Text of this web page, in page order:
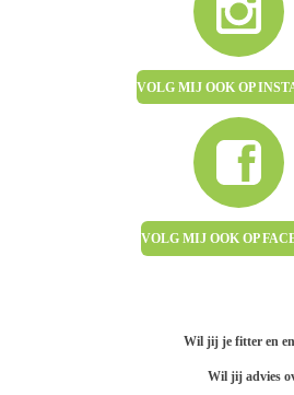
VOLG MIJ OOK OP
VOLG MIJ OOK OP
Wil jij je fitter en
Wil jij advies